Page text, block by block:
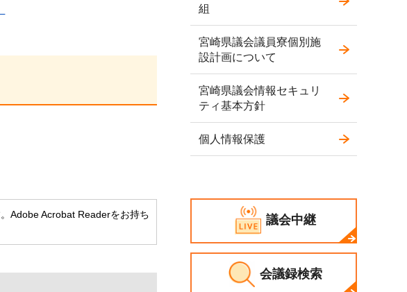
Adobe Acrobat Readerをお持ち
組
宮崎県議会議員寮個別施
設計画について
宮崎県議会情報セキュリ
ティ基本方針
個人情報保護
議会中継
会議録検索